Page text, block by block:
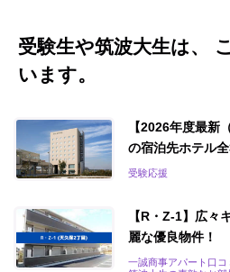
受験生や筑波大生は、
います。
【2026年度最新
の宿泊先ホテル
受験応援
【R・Z-1】広
麗な優良物件！
一誠商事アパート口コ